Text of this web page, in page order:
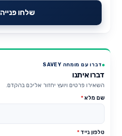
שלחו פנייה
דברו עם מומחה SAVEY
דברו איתנו
השאירו פרטים ויועץ יחזור אליכם בהקדם.
שם מלא*
טלפון נייד *